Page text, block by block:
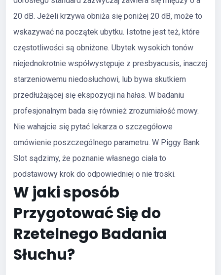
20 dB. Jeżeli krzywa obniża się poniżej 20 dB, może to
wskazywać na początek ubytku. Istotne jest też, które
częstotliwości są obniżone. Ubytek wysokich tonów
niejednokrotnie współwystępuje z presbyacusis, inaczej
starzeniowemu niedosłuchowi, lub bywa skutkiem
przedłużającej się ekspozycji na hałas. W badaniu
profesjonalnym bada się również zrozumiałość mowy.
Nie wahajcie się pytać lekarza o szczegółowe
omówienie poszczególnego parametru. W Piggy Bank
Slot sądzimy, że poznanie własnego ciała to
podstawowy krok do odpowiedniej o nie troski.
W jaki sposób
Przygotować Się do
Rzetelnego Badania
Słuchu?